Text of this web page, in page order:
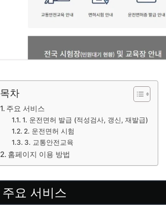
목차
주요 서비스
1. 운전면허 발급 (적성검사, 갱신, 재발급)
2. 운전면허 시험
3. 교통안전교육
홈페이지 이용 방법
주요 서비스